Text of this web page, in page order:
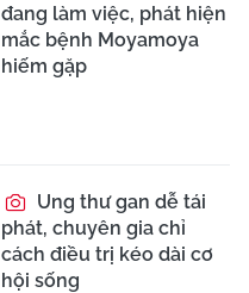
công cho cụ bà 67 tuổi
vỡ mâm xương chày
phức tạp
Đau hông lưng, tiểu
máu không ngờ sỏi san
hô khổng lồ phá hủy
thận